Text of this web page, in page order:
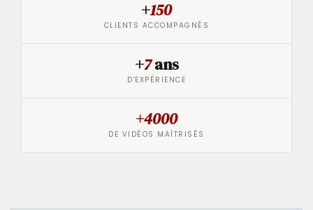
+150
CLIENTS ACCOMPAGNÉS
+7ans
D'EXPÉRIENCE
+4000
DE VIDÉOS MAÎTRISÉS